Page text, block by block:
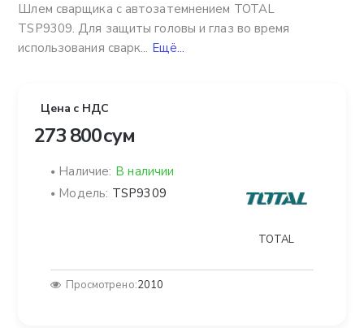
Шлем сварщика с автозатемнением TOTAL
TSP9309. Для защиты головы и глаз во время
использования сварк... Ещё...
Цена с НДС
273 800 сум
Наличие: В наличии
Модель: TSP9309
TOTAL
Просмотрено:2010